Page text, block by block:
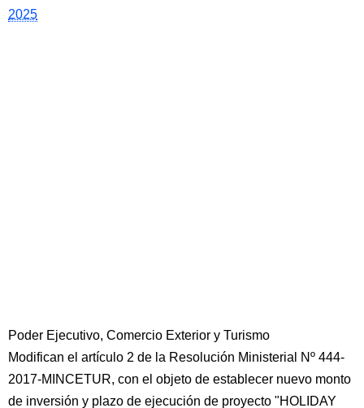
2025
Poder Ejecutivo, Comercio Exterior y Turismo
Modifican el artículo 2 de la Resolución Ministerial Nº 444-
2017-MINCETUR, con el objeto de establecer nuevo monto
de inversión y plazo de ejecución de proyecto "HOLIDAY